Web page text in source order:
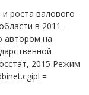
роста валового
в 2011–
автором на
2015 Режим
=